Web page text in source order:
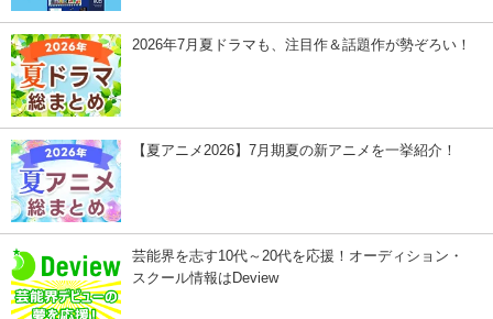
2026年7月夏ドラマも、注目作＆話題作が勢ぞろい！
【夏アニメ2026】7月期夏の新アニメを一挙紹介！
芸能界を志す10代～20代を応援！オーディション・
スクール情報はDeview